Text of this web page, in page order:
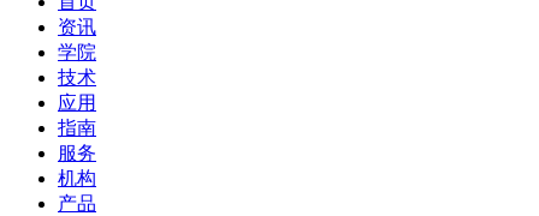
资讯
学院
技术
应用
指南
服务
机构
产品